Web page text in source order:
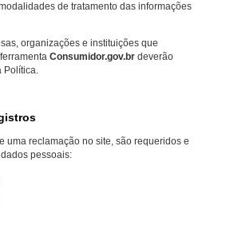
de tratamento das informações
organizações e instituições que
Consumidor.gov.br deverão
Política.
uma reclamação no site, são requeridos e
pessoais: